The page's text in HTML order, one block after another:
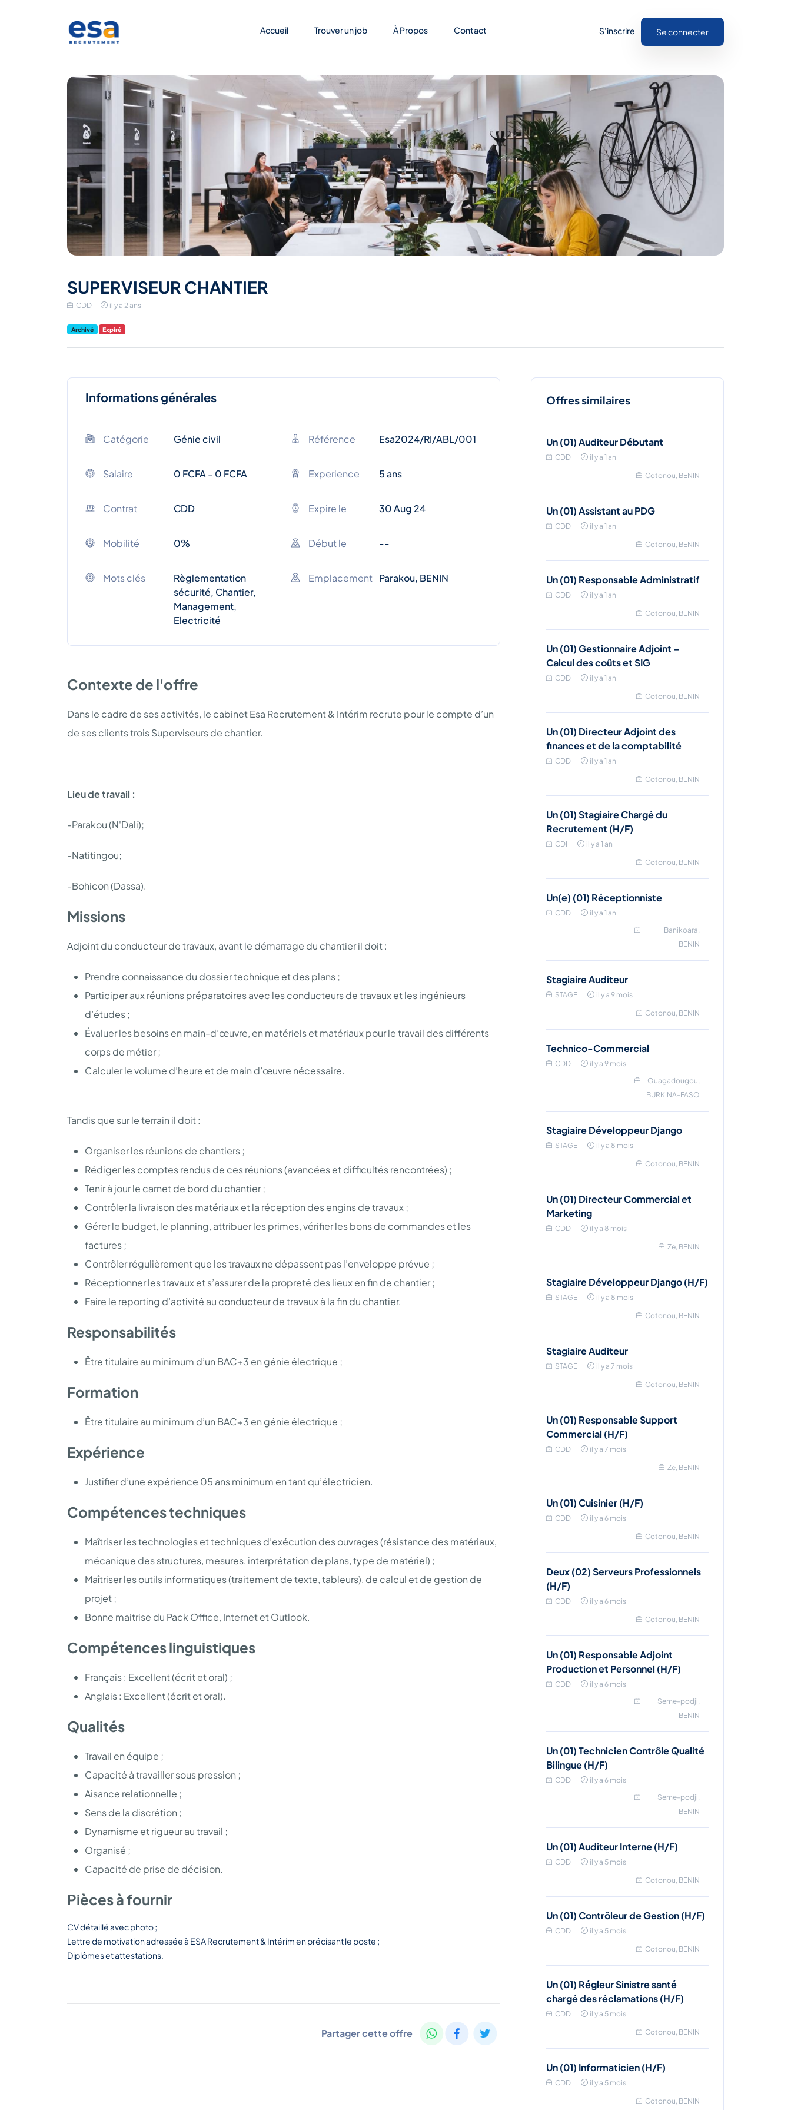
Accueil Trouver un job À Propos Contact S'inscrire Se connecter
SUPERVISEUR CHANTIER
CDD il y a 2 ans
Archivé Expiré
Informations générales
Catégorie Génie civil Référence Esa2024/RI/ABL/001
Salaire 0 FCFA - 0 FCFA Experience 5 ans
Contrat CDD Expire le 30 Aug 24
Mobilité 0% Début le --
Mots clés
Règlementation
sécurité, Chantier,
Management,
Electricité
Emplacement Parakou, BENIN
Contexte de l'offre
Dans le cadre de ses activités, le cabinet Esa Recrutement & Intérim recrute pour le compte d’un
de ses clients trois Superviseurs de chantier.
Lieu de travail :
-Parakou (N'Dali);
-Natitingou;
-Bohicon (Dassa).
Missions
Adjoint du conducteur de travaux, avant le démarrage du chantier il doit :
Prendre connaissance du dossier technique et des plans ;
Participer aux réunions préparatoires avec les conducteurs de travaux et les ingénieurs
d’études ;
Évaluer les besoins en main-d’œuvre, en matériels et matériaux pour le travail des différents
corps de métier ;
Calculer le volume d’heure et de main d’œuvre nécessaire.
Tandis que sur le terrain il doit :
Organiser les réunions de chantiers ;
Rédiger les comptes rendus de ces réunions (avancées et difficultés rencontrées) ;
Tenir à jour le carnet de bord du chantier ;
Contrôler la livraison des matériaux et la réception des engins de travaux ;
Gérer le budget, le planning, attribuer les primes, vérifier les bons de commandes et les
factures ;
Contrôler régulièrement que les travaux ne dépassent pas l’enveloppe prévue ;
Réceptionner les travaux et s’assurer de la propreté des lieux en fin de chantier ;
Faire le reporting d’activité au conducteur de travaux à la fin du chantier.
Responsabilités
Être titulaire au minimum d’un BAC+3 en génie électrique ;
Formation
Être titulaire au minimum d’un BAC+3 en génie électrique ;
Expérience
Justifier d’une expérience 05 ans minimum en tant qu’électricien.
Compétences techniques
Maîtriser les technologies et techniques d’exécution des ouvrages (résistance des matériaux,
mécanique des structures, mesures, interprétation de plans, type de matériel) ;
Maîtriser les outils informatiques (traitement de texte, tableurs), de calcul et de gestion de
projet ;
Bonne maitrise du Pack Office, Internet et Outlook.
Compétences linguistiques
Français : Excellent (écrit et oral) ;
Anglais : Excellent (écrit et oral).
Qualités
Travail en équipe ;
Capacité à travailler sous pression ;
Aisance relationnelle ;
Sens de la discrétion ;
Dynamisme et rigueur au travail ;
Organisé ;
Capacité de prise de décision.
Pièces à fournir
CV détaillé avec photo ;
Lettre de motivation adressée à ESA Recrutement & Intérim en précisant le poste ;
Diplômes et attestations.
Partager cette offre
Offres similaires
Un (01) Auditeur Débutant
CDD il y a 1 an
Cotonou, BENIN
Un (01) Assistant au PDG
CDD il y a 1 an
Cotonou, BENIN
Un (01) Responsable Administratif
CDD il y a 1 an
Cotonou, BENIN
Un (01) Gestionnaire Adjoint –
Calcul des coûts et SIG
CDD il y a 1 an
Cotonou, BENIN
Un (01) Directeur Adjoint des
finances et de la comptabilité
CDD il y a 1 an
Cotonou, BENIN
Un (01) Stagiaire Chargé du
Recrutement (H/F)
CDI il y a 1 an
Cotonou, BENIN
Un(e) (01) Réceptionniste
CDD
il y a 1 an
Banikoara,
BENIN
Stagiaire Auditeur
STAGE il y a 9 mois
Cotonou, BENIN
Technico-Commercial
CDD
il y a 9 mois
Ouagadougou,
BURKINA-FASO
Stagiaire Développeur Django
STAGE il y a 8 mois
Cotonou, BENIN
Un (01) Directeur Commercial et
Marketing
CDD il y a 8 mois
Ze, BENIN
Stagiaire Développeur Django (H/F)
STAGE il y a 8 mois
Cotonou, BENIN
Stagiaire Auditeur
STAGE il y a 7 mois
Cotonou, BENIN
Un (01) Responsable Support
Commercial (H/F)
CDD il y a 7 mois
Ze, BENIN
Un (01) Cuisinier (H/F)
CDD il y a 6 mois
Cotonou, BENIN
Deux (02) Serveurs Professionnels
(H/F)
CDD il y a 6 mois
Cotonou, BENIN
Un (01) Responsable Adjoint
Production et Personnel (H/F)
CDD
il y a 6 mois
Seme-podji,
BENIN
Un (01) Technicien Contrôle Qualité
Bilingue (H/F)
CDD
il y a 6 mois
Seme-podji,
BENIN
Un (01) Auditeur Interne (H/F)
CDD il y a 5 mois
Cotonou, BENIN
Un (01) Contrôleur de Gestion (H/F)
CDD il y a 5 mois
Cotonou, BENIN
Un (01) Régleur Sinistre santé
chargé des réclamations (H/F)
CDD il y a 5 mois
Cotonou, BENIN
Un (01) Informaticien (H/F)
CDD il y a 5 mois
Cotonou, BENIN